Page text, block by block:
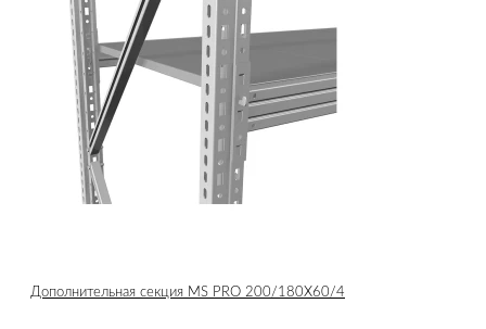
Дополнительная секция MS PRO 200/180X60/4